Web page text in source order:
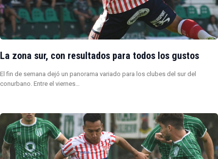
La zona sur, con resultados para todos los gustos
El fin de semana dejó un panorama variado para los clubes del sur del
conurbano. Entre el viernes…